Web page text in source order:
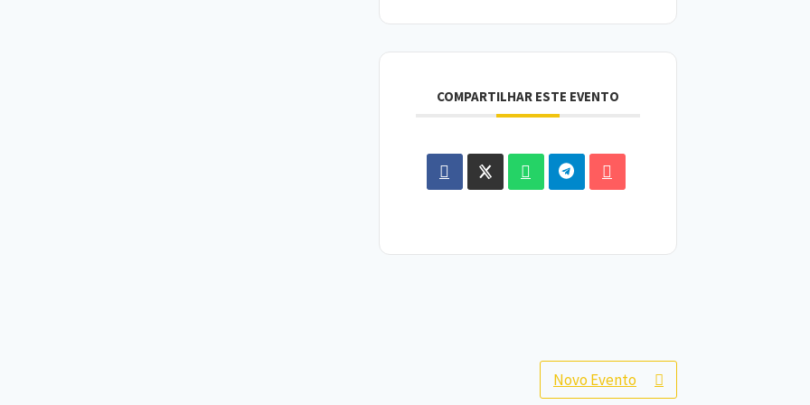
COMPARTILHAR ESTE EVENTO
Novo Evento